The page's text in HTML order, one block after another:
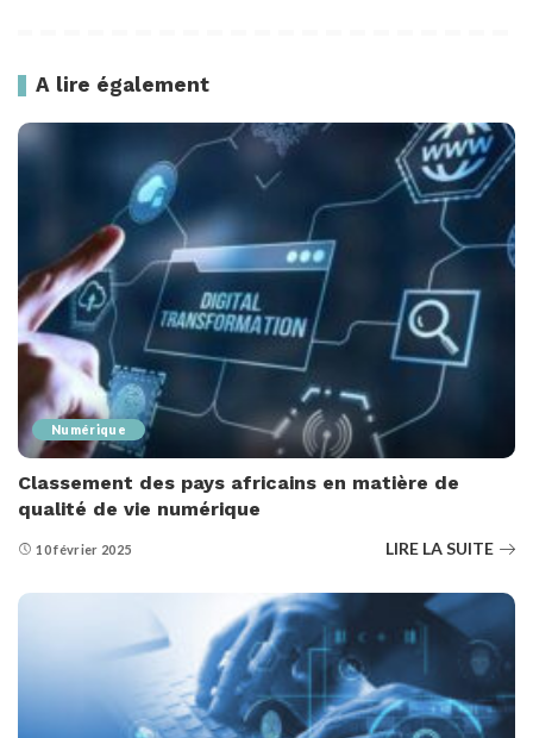
A lire également
Numérique
Classement des pays africains en matière de
qualité de vie numérique
10 février 2025 LIRE LA SUITE